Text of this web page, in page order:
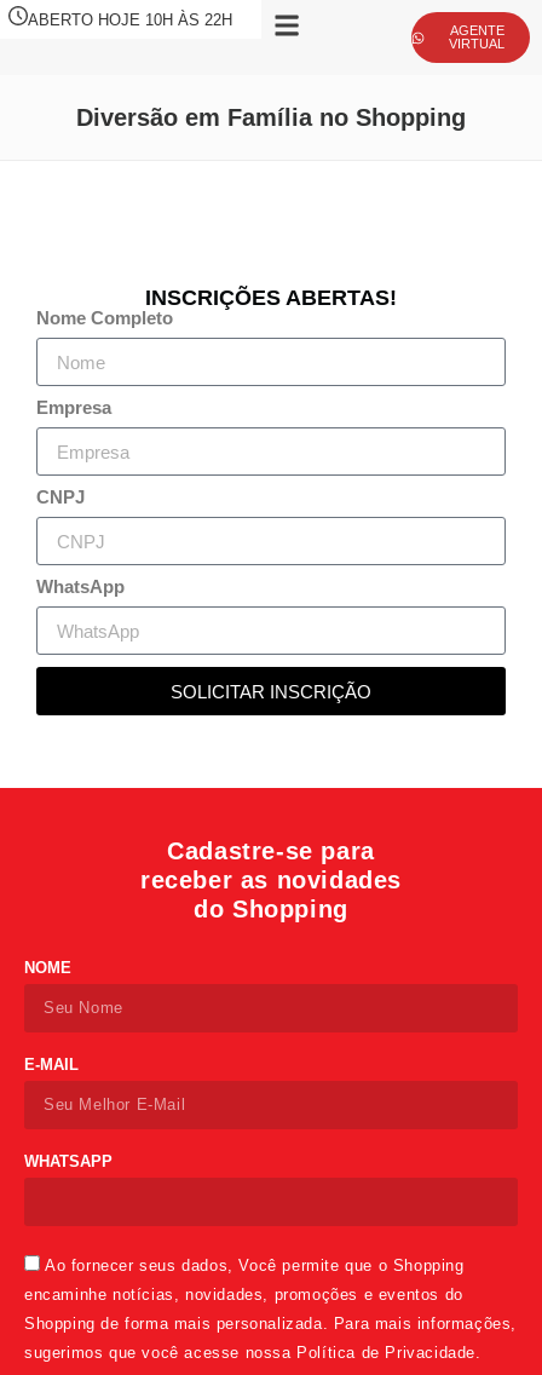
ABERTO HOJE 10H ÀS 22H
AGENTE
VIRTUAL
Diversão em Família no Shopping
INSCRIÇÕES ABERTAS!
Nome Completo
Empresa
CNPJ
WhatsApp
SOLICITAR INSCRIÇÃO
Cadastre-se para
receber as novidades
do Shopping
NOME
E-MAIL
WHATSAPP
Ao fornecer seus dados, Você permite que o Shopping
encaminhe notícias, novidades, promoções e eventos do
Shopping de forma mais personalizada. Para mais informações,
sugerimos que você acesse nossa Política de Privacidade.